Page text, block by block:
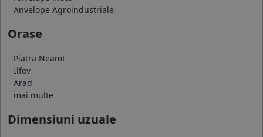
Anvelope Agroindustriale
Orase
Piatra Neamt
Ilfov
Arad
mai multe
Dimensiuni uzuale